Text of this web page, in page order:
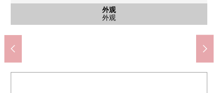
外观
外观
含有前面道路的外观
前面道路
含有前面道路的外观
前面道路
千叶市立花园小学(约500m)
千叶市立花园中学(约400m)
西友新检见川商店(约500m)
全家便利店千叶花园商店(约400m)
yakkusudoraggu新检见川商店(约220m)
千叶花园邮局(约350m)
花园诊疗所(约70m)
花园公园(约100m)